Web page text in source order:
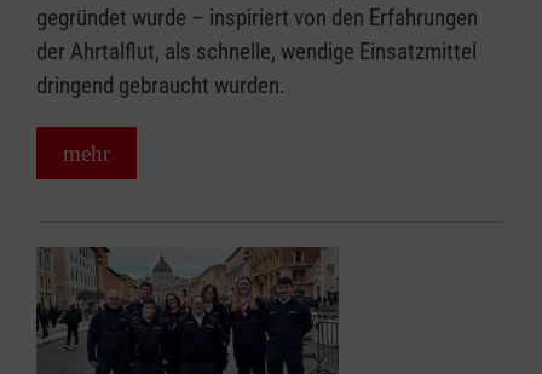
gegründet wurde – inspiriert von den Erfahrungen
der Ahrtalflut, als schnelle, wendige Einsatzmittel
dringend gebraucht wurden.
mehr